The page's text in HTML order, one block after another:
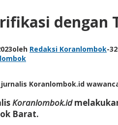
dengan
oleh Redaksi Koranlombok-
Koranlombok.id
Koranlombok.id
Barat.